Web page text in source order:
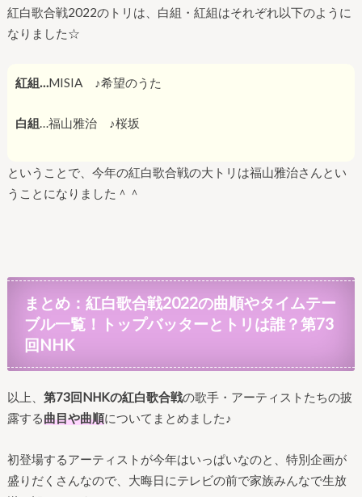
紅白歌合戦2022のトリは、白組・紅組はそれぞれ以下のように
なりました☆
紅組…MISIA ♪希望のうた
白組…福山雅治 ♪桜坂
ということで、今年の紅白歌合戦の大トリは福山雅治さんとい
うことになりました＾＾
まとめ：紅白歌合戦2022の曲順やタイムテー
ブル一覧！トップバッターとトリは誰？第73
回NHK
以上、 第73回NHKの紅白歌合戦の歌手・アーティストたちの披
露する曲目や曲順についてまとめました♪
初登場するアーティストが今年はいっぱいなのと、特別企画が
盛りだくさんなので、大晦日にテレビの前で家族みんなで生放